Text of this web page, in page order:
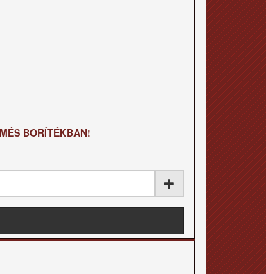
BORÍTÉKBAN!